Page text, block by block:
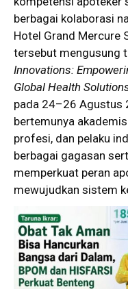
berbagai kolaborasi
Hotel Grand Mercure
tersebut mengusung
Innovations:
Global Health
pada 24–26 Agustus
bertemunya
profesi, dan pelaku
berbagai gagasan
memperkuat peran
mewujudkan sistem